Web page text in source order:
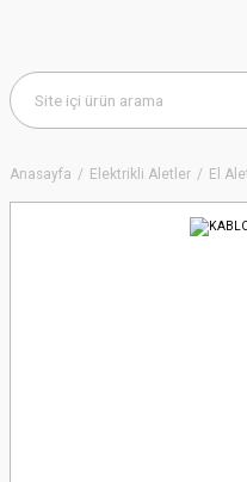
Anasayfa Elektrikli Aletler El